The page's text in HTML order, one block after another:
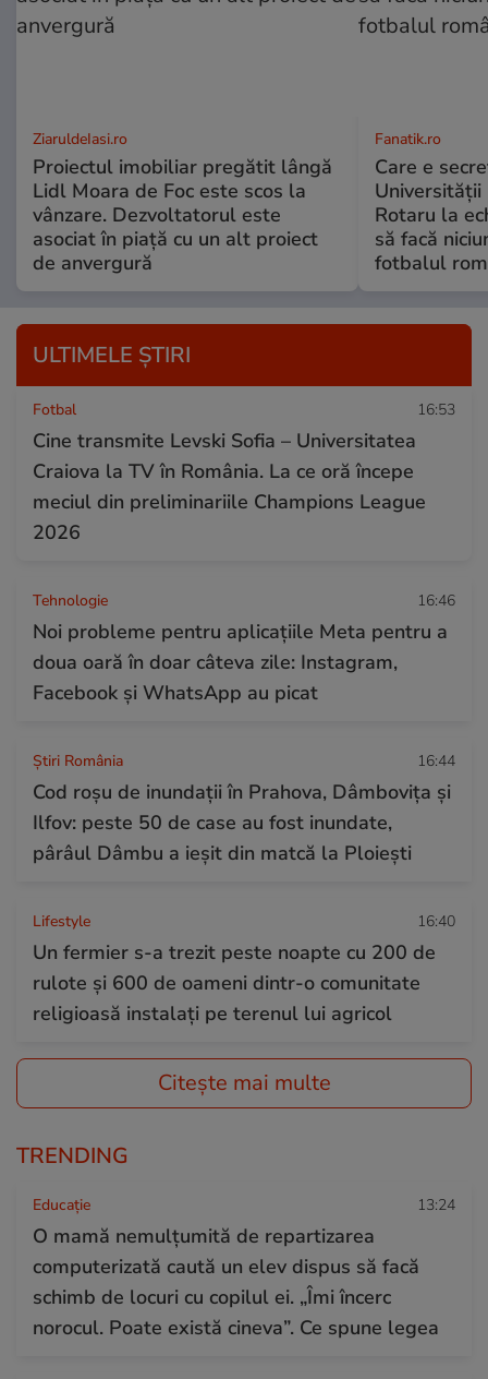
ZiaruldeIasi.ro
Proiectul imobiliar pregătit lângă
Lidl Moara de Foc este scos la
vânzare. Dezvoltatorul este
asociat în piață cu un alt proiect
de anvergură
Fanatik.ro
Care e
Universității
Rotaru la
să facă
fotbalul
ULTIMELE ȘTIRI
Fotbal 16:53
Cine transmite Levski Sofia – Universitatea
Craiova la TV în România. La ce oră începe
meciul din preliminariile Champions League
2026
Tehnologie 16:46
Noi probleme pentru aplicațiile Meta pentru a
doua oară în doar câteva zile: Instagram,
Facebook și WhatsApp au picat
Știri România 16:44
Cod roșu de inundații în Prahova, Dâmbovița și
Ilfov: peste 50 de case au fost inundate,
pârâul Dâmbu a ieșit din matcă la Ploiești
Lifestyle 16:40
Un fermier s-a trezit peste noapte cu 200 de
rulote și 600 de oameni dintr-o comunitate
religioasă instalați pe terenul lui agricol
Citește mai multe
TRENDING
Educație 13:24
O mamă nemulțumită de repartizarea
computerizată caută un elev dispus să facă
schimb de locuri cu copilul ei. „Îmi încerc
norocul. Poate există cineva”. Ce spune legea